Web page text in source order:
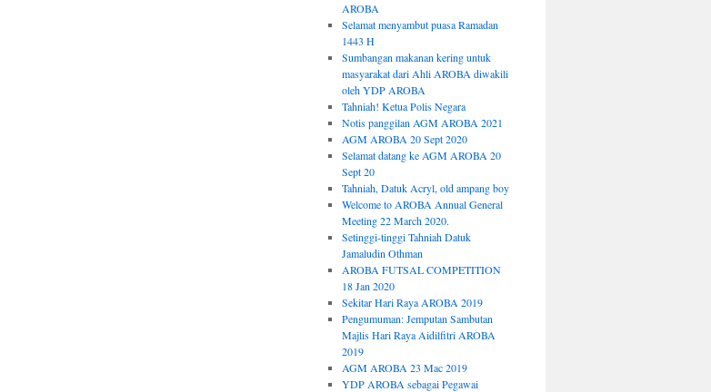
AROBA
Selamat menyambut puasa Ramadan
1443 H
Sumbangan makanan kering untuk
masyarakat dari Ahli AROBA diwakili
oleh YDP AROBA
Tahniah! Ketua Polis Negara
Notis panggilan AGM AROBA 2021
AGM AROBA 20 Sept 2020
Selamat datang ke AGM AROBA 20
Sept 20
Tahniah, Datuk Acryl, old ampang boy
Welcome to AROBA Annual General
Meeting 22 March 2020.
Setinggi-tinggi Tahniah Datuk
Jamaludin Othman
AROBA FUTSAL COMPETITION
18 Jan 2020
Sekitar Hari Raya AROBA 2019
Pengumuman: Jemputan Sambutan
Majlis Hari Raya Aidilfitri AROBA
2019
AGM AROBA 23 Mac 2019
YDP AROBA sebagai Pegawai